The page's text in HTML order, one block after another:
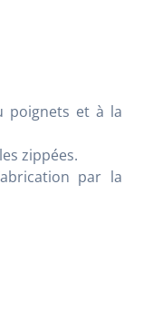
poignets et à la
zippées.
par la